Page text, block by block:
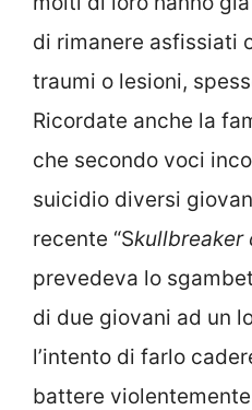
di rimanere asfissiati
traumi o lesioni,
Ricordate anche la
che secondo voci
suicidio diversi
recente “Skullbreaker
prevedeva lo
di due giovani ad un
l’intento di farlo
battere